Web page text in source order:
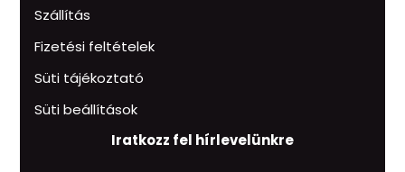
Szállítás
Fizetési feltételek
Süti tájékoztató
Süti beállítások
Iratkozz fel hírlevelünkre